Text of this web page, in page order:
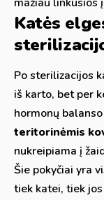
Katės
Po sterilizacijos
iš karto, bet per
hormonų
teritorinėmis
nukreipiama į
Šie pokyčiai yra
tiek katei, tiek